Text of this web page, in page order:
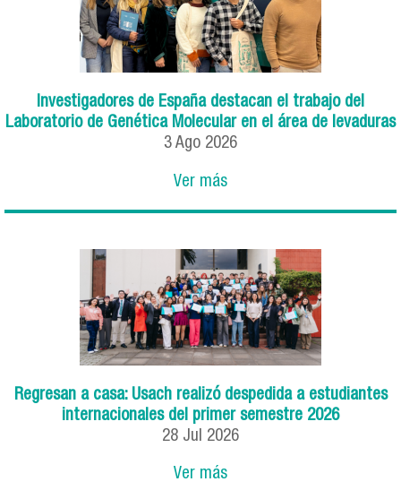
Investigadores de España destacan el trabajo del
Laboratorio de Genética Molecular en el área de levaduras
3 Ago 2026
Ver más
Regresan a casa: Usach realizó despedida a estudiantes
internacionales del primer semestre 2026
28 Jul 2026
Ver más